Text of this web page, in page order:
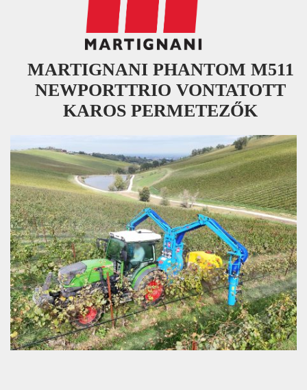
MARTIGNANI PHANTOM M511
NEWPORTTRIO VONTATOTT
KAROS PERMETEZŐK